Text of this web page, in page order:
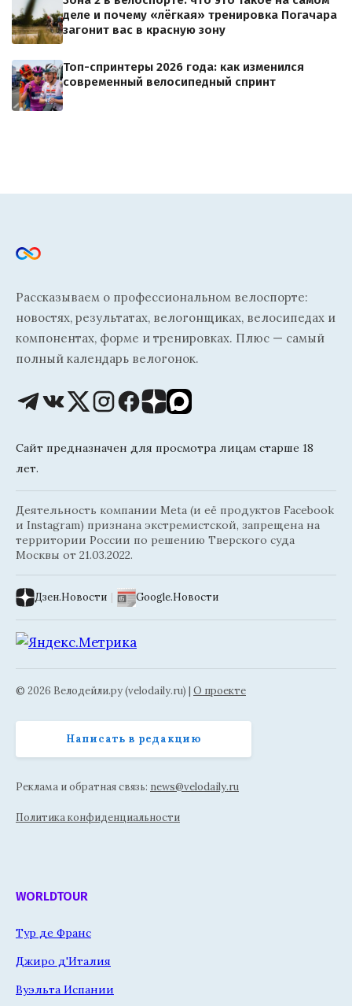
деле и почему «лёгкая» тренировка Погачара
загонит вас в красную зону
Топ-спринтеры 2026 года: как изменился
современный велосипедный спринт
Рассказываем о профессиональном велоспорте:
новостях, результатах, велогонщиках, велосипедах и
компонентах, форме и тренировках. Плюс — самый
полный календарь велогонок.
Сайт предназначен для просмотра лицам старше 18
лет.
Деятельность компании Meta (и её продуктов Facebook
и Instagram) признана экстремистской, запрещена на
территории России по решению Тверского суда
Москвы от 21.03.2022.
Дзен.Новости | Google.Новости
© 2026 Велодейли.ру (velodaily.ru) | О проекте
Написать в редакцию
Реклама и обратная связь: news@velodaily.ru
Политика конфиденциальности
WORLDTOUR
Тур де Франс
Джиро д'Италия
Вуэльта Испании